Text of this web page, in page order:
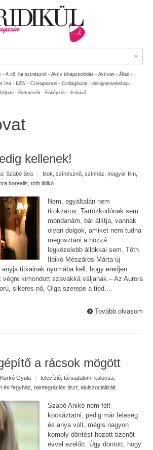
- A nő, ha színésznő - Aktív kikapcsolódás - Aktívan - Állati -
írta - B2W - Címlapsztori - Csillagászat - designerwebshop -
- Életmesék - Énképzés - Esküvő
kellenek!
Szabó Bea | titok színésznő színház magyar film
borealis tóth ildikó
Nem, egyáltalán nem
titokzatos. Tartózkodónak sem
mondanám, bár állítja, vannak
olyan dolgok, amiket nem tudna
megosztani a hozzá
legközelebb állókkal sem. Tóth
Ildikó Mészáros Márta új
titkainak nyomába kell, hogy eredjen.
végre kimondott szavakká váljanak.– Az Aurora
sikeres nő, Olga szerepe a tiéd....
Tovább olvasom
a rácsok mögött
Kurkó Gyula | televízió társadalom kalocsa
és fegyház reintegrációs tiszt alulszocializált
Szabó Anikó nem félt
kockáztatni, pedig már feleség
és anya volt, mégis nagyon
komoly döntést hozott tizenöt
évvel ezelőtt. Úgy döntött, hogy